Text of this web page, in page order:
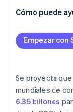
Cómo se
Cómo puede
Empezar con
Se proyecta
mundiales de
6.35 billones